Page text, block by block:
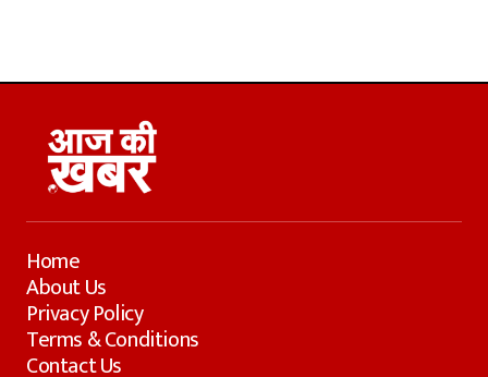
Home
About Us
Privacy Policy
Terms & Conditions
Contact Us